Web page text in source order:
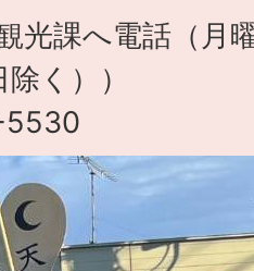
光課へ電話（月
く））